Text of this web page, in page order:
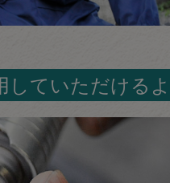
していただける